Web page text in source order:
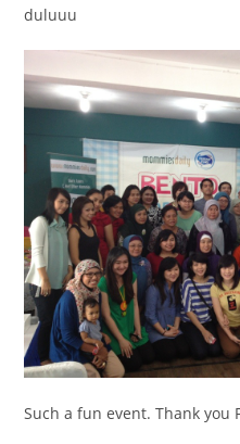
duluuu
Such a fun event. Thank you